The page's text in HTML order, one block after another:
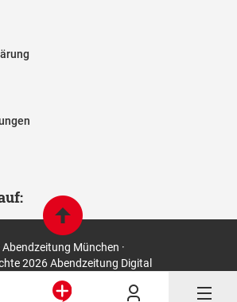
München ·
2026 Abendzeitung Digital